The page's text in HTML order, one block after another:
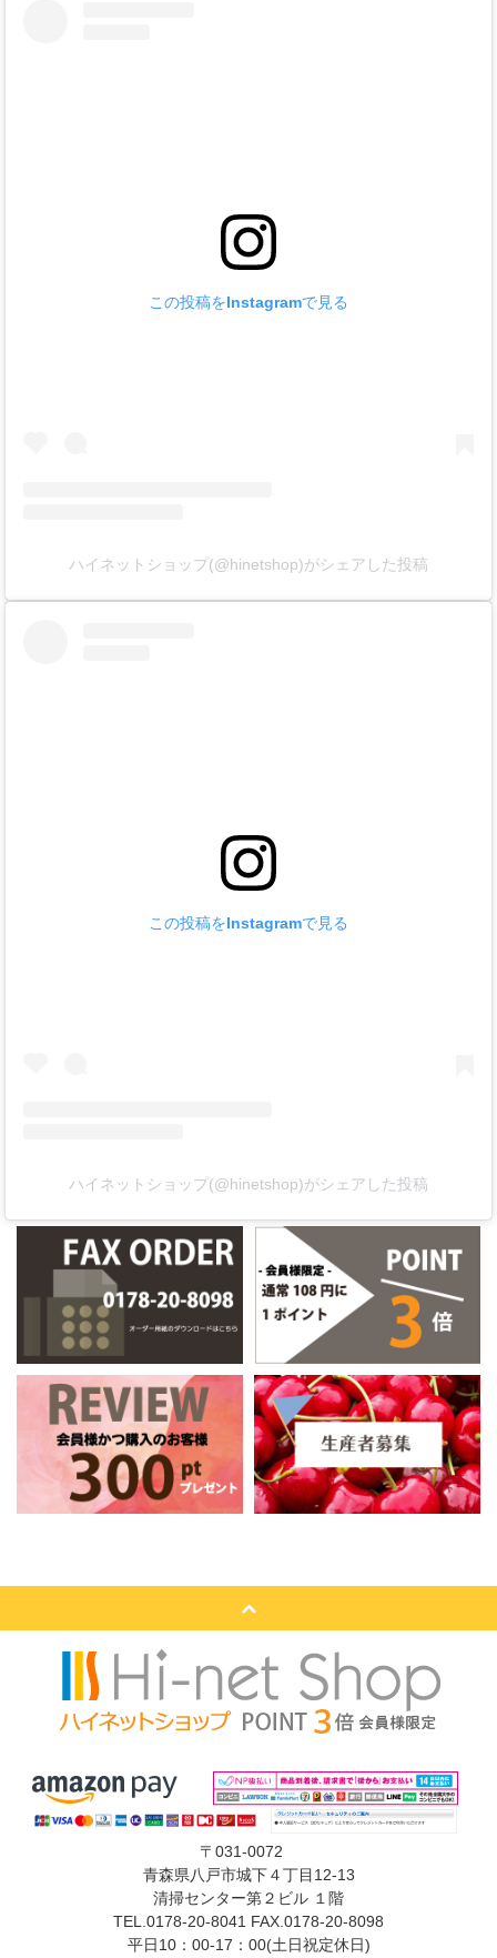
この投稿をInstagramで見る
ハイネットショップ(@hinetshop)がシェアした投稿
この投稿をInstagramで見る
ハイネットショップ(@hinetshop)がシェアした投稿
〒031-0072
青森県八戸市城下４丁目12-13
清掃センター第２ビル １階
TEL.0178-20-8041 FAX.0178-20-8098
平日10：00-17：00(土日祝定休日)